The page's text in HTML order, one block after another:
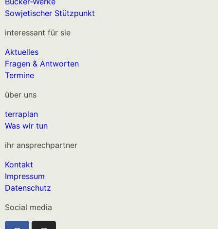
Sowjetischer Stützpunkt
interessant für sie
Aktuelles
Fragen & Antworten
Termine
über uns
terraplan
Was wir tun
ihr ansprechpartner
Kontakt
Impressum
Datenschutz
Social media